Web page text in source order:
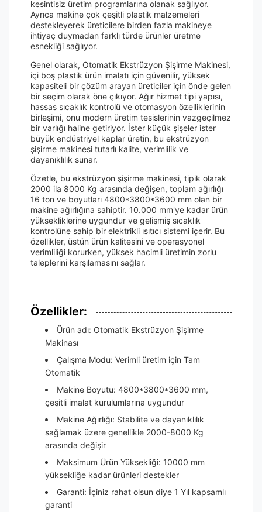
kesintisiz üretim programlarına olanak sağlıyor.
Ayrıca makine çok çeşitli plastik malzemeleri
destekleyerek üreticilere birden fazla makineye
ihtiyaç duymadan farklı türde ürünler üretme
esnekliği sağlıyor.
Genel olarak, Otomatik Ekstrüzyon Şişirme Makinesi,
içi boş plastik ürün imalatı için güvenilir, yüksek
kapasiteli bir çözüm arayan üreticiler için önde gelen
bir seçim olarak öne çıkıyor. Ağır hizmet tipi yapısı,
hassas sıcaklık kontrolü ve otomasyon özelliklerinin
birleşimi, onu modern üretim tesislerinin vazgeçilmez
bir varlığı haline getiriyor. İster küçük şişeler ister
büyük endüstriyel kaplar üretin, bu ekstrüzyon
şişirme makinesi tutarlı kalite, verimlilik ve
dayanıklılık sunar.
Özetle, bu ekstrüzyon şişirme makinesi, tipik olarak
2000 ila 8000 Kg arasında değişen, toplam ağırlığı
16 ton ve boyutları 4800*3800*3600 mm olan bir
makine ağırlığına sahiptir. 10.000 mm'ye kadar ürün
yüksekliklerine uygundur ve gelişmiş sıcaklık
kontrolüne sahip bir elektrikli ısıtıcı sistemi içerir. Bu
özellikler, üstün ürün kalitesini ve operasyonel
verimliliği korurken, yüksek hacimli üretimin zorlu
taleplerini karşılamasını sağlar.
Özellikler:
Ürün adı: Otomatik Ekstrüzyon Şişirme
Makinası
Çalışma Modu: Verimli üretim için Tam
Otomatik
Makine Boyutu: 4800*3800*3600 mm,
çeşitli imalat kurulumlarına uygundur
Makine Ağırlığı: Stabilite ve dayanıklılık
sağlamak üzere genellikle 2000-8000 Kg
arasında değişir
Maksimum Ürün Yüksekliği: 10000 mm
yüksekliğe kadar ürünleri destekler
Garanti: İçiniz rahat olsun diye 1 Yıl kapsamlı
garanti